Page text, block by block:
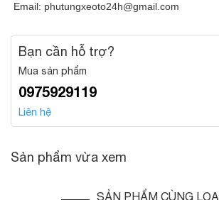
Email: phutungxeoto24h@gmail.com
Bạn cần hỗ trợ?
Mua sản phẩm
0975929119
Liên hệ
Sản phẩm vừa xem
SẢN PHẨM CÙNG LOẠI